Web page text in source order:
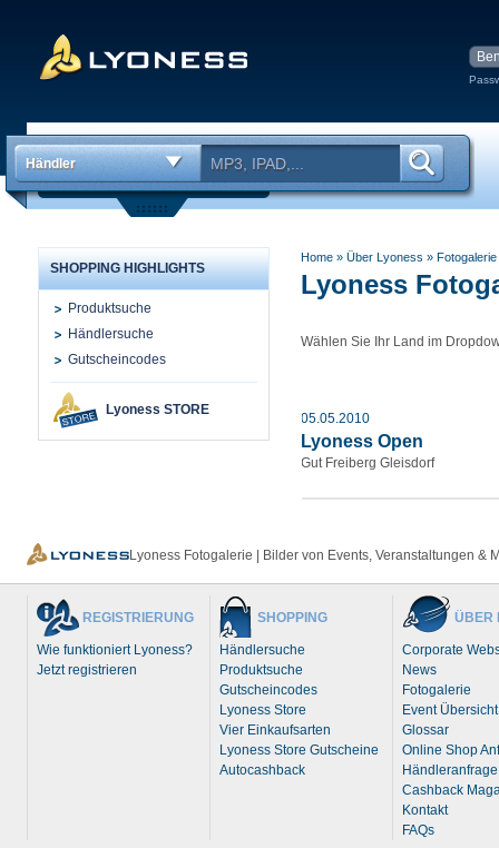
Händler
SHOPPING HIGHLIGHTS
Produktsuche
Händlersuche
Gutscheincodes
Lyoness STORE
Home » Über Lyoness »Fotogalerie
Lyoness
Wählen Sie Ihr Land im
05.05.2010
Lyoness Open
Gut Freiberg Gleisdorf
Lyoness Fotogalerie | Bilder von Events, Veranstaltungen &
REGISTRIERUNG
Wie funktioniert Lyoness?
Jetzt registrieren
SHOPPING
Händlersuche
Produktsuche
Gutscheincodes
Lyoness Store
Vier Einkaufsarten
Lyoness Store Gutscheine
Autocashback
ÜBER
Corporate
News
Fotogalerie
Event Übersicht
Glossar
Online Shop
Händleranfrage
Cashback
Kontakt
FAQs